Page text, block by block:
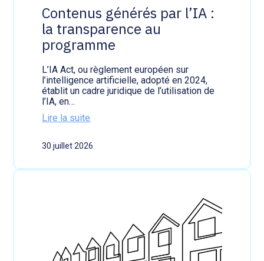
b
l
i
g
t
i
o
d
c
l
r
s
à
r
Contenus générés par l’IA :
la transparence au
programme
L’IA Act, ou règlement européen sur
l’intelligence artificielle, adopté en 2024,
établit un cadre juridique de l’utilisation de
l’IA, en…
Lire la suite
o
t
n
30 juillet 2026